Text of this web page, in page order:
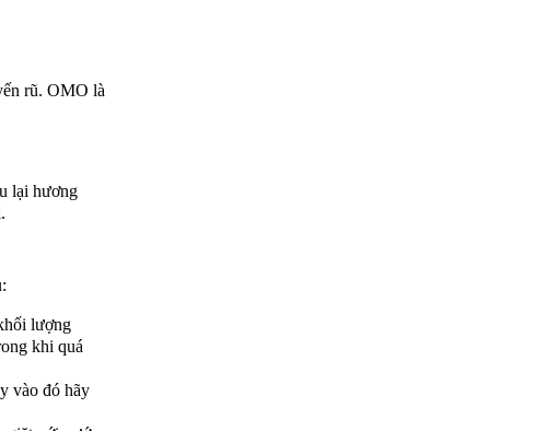
rũ. OMO là
lại hương
lượng
khi quá
vào đó hãy